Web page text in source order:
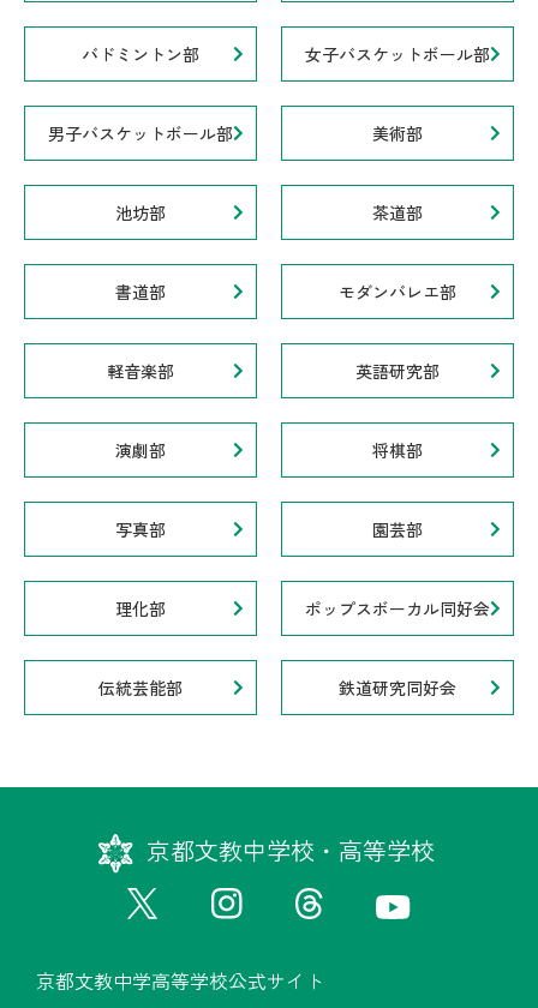
バドミントン部 女子バスケットボール部
男子バスケットボール部 美術部
池坊部 茶道部
書道部 モダンバレエ部
軽音楽部 英語研究部
演劇部 将棋部
写真部 園芸部
理化部 ポップスボーカル同好会
伝統芸能部 鉄道研究同好会
京都文教中学校・高等学校
京都文教中学高等学校公式サイト